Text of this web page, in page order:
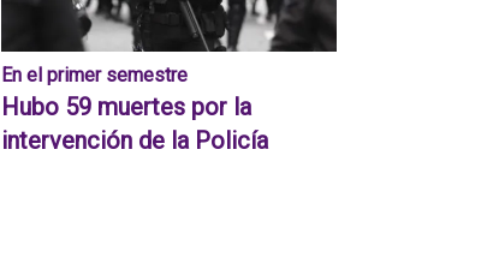
En el primer semestre
Hubo 59 muertes por la
intervención de la Policía